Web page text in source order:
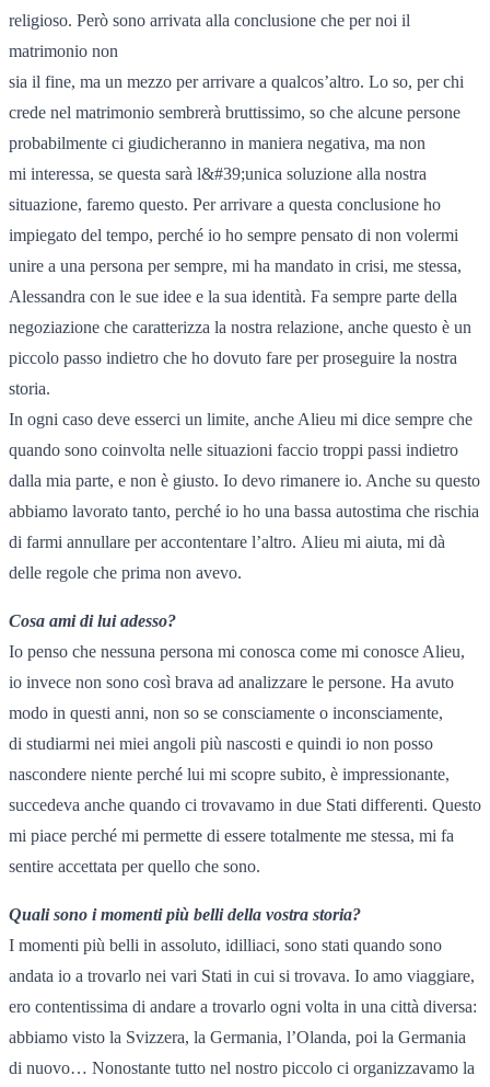
religioso. Però sono arrivata alla conclusione che per noi il
matrimonio non
sia il fine, ma un mezzo per arrivare a qualcos’altro. Lo so, per chi
crede nel matrimonio sembrerà bruttissimo, so che alcune persone
probabilmente ci giudicheranno in maniera negativa, ma non
mi interessa, se questa sarà l&#39;unica soluzione alla nostra
situazione, faremo questo. Per arrivare a questa conclusione ho
impiegato del tempo, perché io ho sempre pensato di non volermi
unire a una persona per sempre, mi ha mandato in crisi, me stessa,
Alessandra con le sue idee e la sua identità. Fa sempre parte della
negoziazione che caratterizza la nostra relazione, anche questo è un
piccolo passo indietro che ho dovuto fare per proseguire la nostra
storia.
In ogni caso deve esserci un limite, anche Alieu mi dice sempre che
quando sono coinvolta nelle situazioni faccio troppi passi indietro
dalla mia parte, e non è giusto. Io devo rimanere io. Anche su questo
abbiamo lavorato tanto, perché io ho una bassa autostima che rischia
di farmi annullare per accontentare l’altro. Alieu mi aiuta, mi dà
delle regole che prima non avevo.
Cosa ami di lui adesso?
Io penso che nessuna persona mi conosca come mi conosce Alieu,
io invece non sono così brava ad analizzare le persone. Ha avuto
modo in questi anni, non so se consciamente o inconsciamente,
di studiarmi nei miei angoli più nascosti e quindi io non posso
nascondere niente perché lui mi scopre subito, è impressionante,
succedeva anche quando ci trovavamo in due Stati differenti. Questo
mi piace perché mi permette di essere totalmente me stessa, mi fa
sentire accettata per quello che sono.
Quali sono i momenti più belli della vostra storia?
I momenti più belli in assoluto, idilliaci, sono stati quando sono
andata io a trovarlo nei vari Stati in cui si trovava. Io amo viaggiare,
ero contentissima di andare a trovarlo ogni volta in una città diversa:
abbiamo visto la Svizzera, la Germania, l’Olanda, poi la Germania
di nuovo… Nonostante tutto nel nostro piccolo ci organizzavamo la